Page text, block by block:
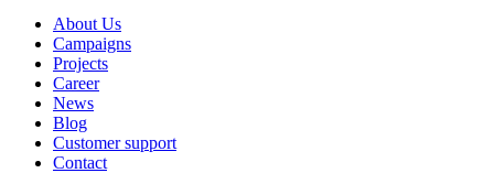
About Us
Campaigns
Projects
Career
News
Blog
Customer support
Contact